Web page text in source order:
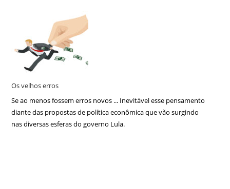
Os velhos erros
Se ao menos fossem erros novos ... Inevitável esse pensamento
diante das propostas de política econômica que vão surgindo
nas diversas esferas do governo Lula.